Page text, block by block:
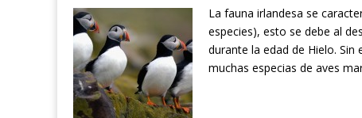
La fauna irlandesa se
especies), esto se debe al
durante la edad de Hielo.
muchas especias de aves